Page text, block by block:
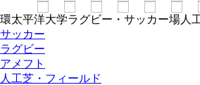
環太平洋大学ラグビー・サッカー場人
サッカー
ラグビー
アメフト
人工芝・フィールド